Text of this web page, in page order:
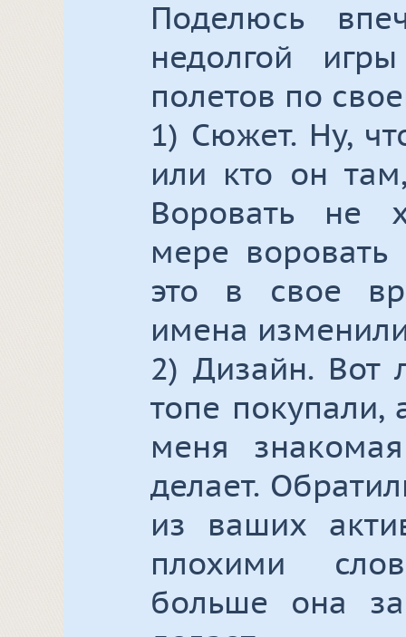
Поделюсь
недолгой
полетов по
1) Сюжет. Ну,
или кто он
Воровать не
мере воровать
это в свое
имена
2) Дизайн.
топе покупали,
меня
делает.
из ваших
плохими
больше она